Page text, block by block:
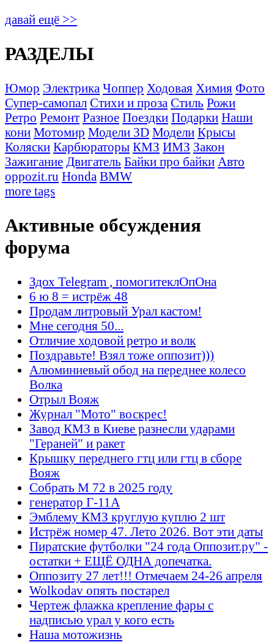
давай ещё >>
РАЗДЕЛЫ
Юмор Электрика Чоппер Ходовая Химия Фото
Супер-самопал Стихи и проза Стиль Рожи
Ретро Ремонт Разное Поездки Подарки Наши
кони Мотомир Модели 3D Модели Крысы
Коляски Карбюраторы КМЗ ИМЗ Закон
Зажигание Двигатель Байки про байки Авто
oppozit.ru Honda BMW
more tags
Активные обсуждения
форума
Здох Telegram , помогитеклОпОна
6 ю 8 = истрёж 48
Продам литровый Урал кастом!
Мне сегодня 50...
Отличие ходовой ретро и волк
Поздравьте! Взял тоже оппозит)))
Алюминиевый обод на переднее колесо
Волка
Отрыл Вояж
Журнал "Мото" воскрес!
Завод КМЗ в Киеве разнесли ударами
"Гераней" и ракет
Крышку переднего гтц или гтц в сборе
Вояж
Собрать М 72 в 2025 году
генератор Г-11А
Эмблему КМЗ круглую куплю 2 шт
Истрёж номер 47. Лето 2026. Вот эти даты
Пиратские футболки "24 года Оппозит.ру" -
остатки + ЕЩЁ ОДНА допечатка.
Оппозиту 27 лет!!! Отмечаем 24-26 апреля
Wolkodav опять постарел
Чертеж флажка крепление фары с
надписью урал у кого есть
Наша мотожизнь